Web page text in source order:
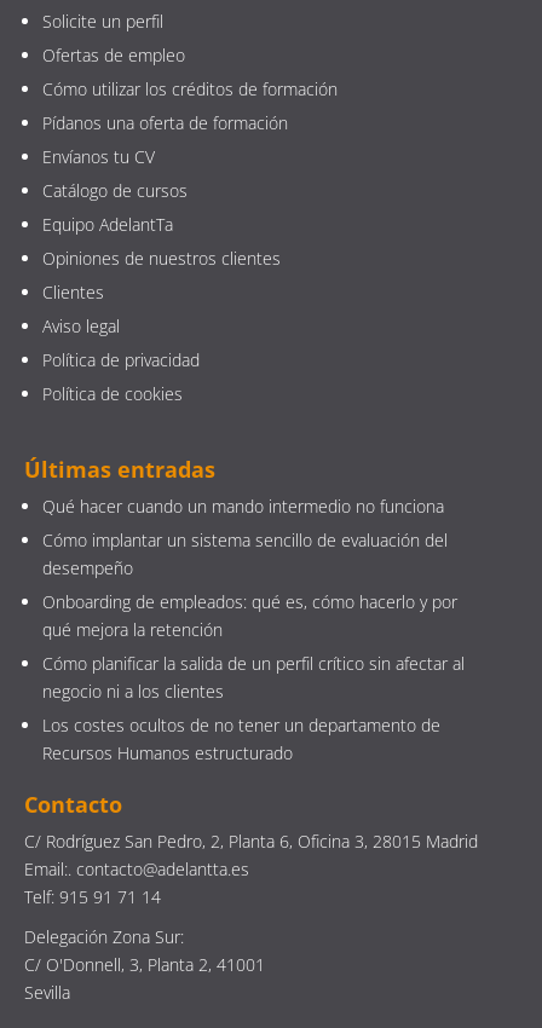
Solicite un perfil
Ofertas de empleo
Cómo utilizar los créditos de formación
Pídanos una oferta de formación
Envíanos tu CV
Catálogo de cursos
Equipo AdelantTa
Opiniones de nuestros clientes
Clientes
Aviso legal
Política de privacidad
Política de cookies
Últimas entradas
Qué hacer cuando un mando intermedio no funciona
Cómo implantar un sistema sencillo de evaluación del
desempeño
Onboarding de empleados: qué es, cómo hacerlo y por
qué mejora la retención
Cómo planificar la salida de un perfil crítico sin afectar al
negocio ni a los clientes
Los costes ocultos de no tener un departamento de
Recursos Humanos estructurado
Contacto
C/ Rodríguez San Pedro, 2, Planta 6, Oficina 3, 28015 Madrid
Email:. contacto@adelantta.es
Telf: 915 91 71 14
Delegación Zona Sur:
C/ O'Donnell, 3, Planta 2, 41001
Sevilla